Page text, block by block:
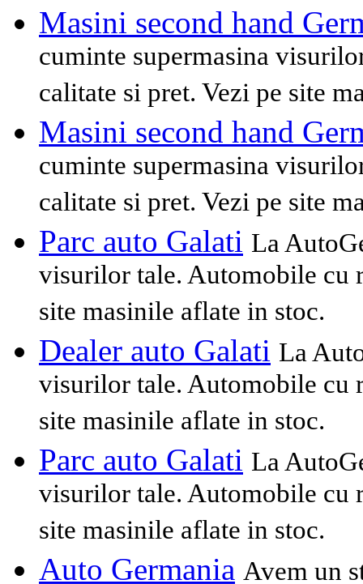
Masini second hand
cuminte supermasina
calitate si pret. Vezi pe site
Masini second hand
cuminte supermasina
calitate si pret. Vezi pe site
Parc auto Galati La
visurilor tale. Automobile cu
site masinile aflate in stoc.
Dealer auto Galati La
visurilor tale. Automobile cu
site masinile aflate in stoc.
Parc auto Galati La
visurilor tale. Automobile cu
site masinile aflate in stoc.
Auto Germania Avem un